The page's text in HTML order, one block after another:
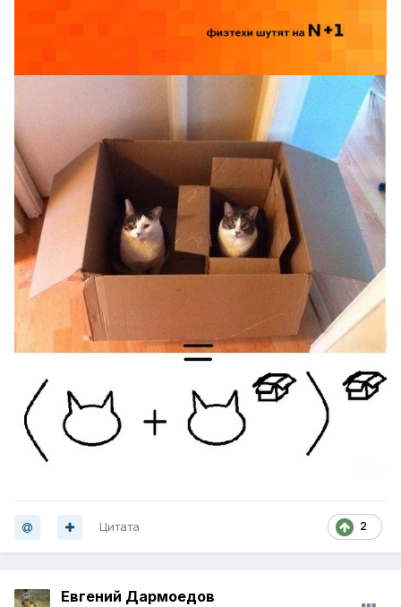
2
Цитата
Евгений Дармоедов